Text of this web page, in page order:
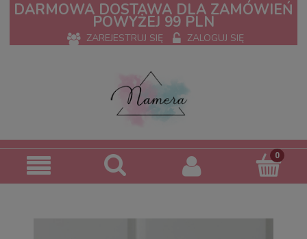
DARMOWA DOSTAWA DLA ZAMÓWIEŃ
POWYŻEJ 99 PLN
ZAREJESTRUJ SIĘ ZALOGUJ SIĘ